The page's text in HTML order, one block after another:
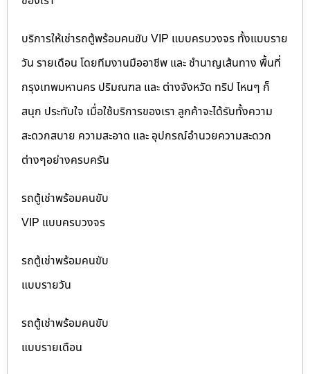
บริการให้เช่ารถตู้พร้อมคนขับ VIP แบบครบวงจร ทั้งแบบราย
วัน รายเดือน โดยทีมงานมืออาชีพ และ ชำนาญเส้นทาง พื้นที่
กรุงเทพมหานคร ปริมณฑล และ ต่างจังหวัด ทริป ไหนๆ ก็
สนุก ประทับใจ เมื่อใช้บริการของเรา ลูกค้าจะได้รับทั้งความ
สะดวกสบาย ความสะอาด และ อุปกรณ์อำนวยความสะดวก
ต่างๆอย่างครบครัน
รถตู้เช่าพร้อมคนขับ
VIP แบบครบวงจร
รถตู้เช่าพร้อมคนขับ
แบบรายวัน
รถตู้เช่าพร้อมคนขับ
แบบรายเดือน